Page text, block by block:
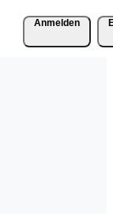
Anmelden